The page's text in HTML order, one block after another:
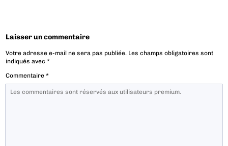
Laisser un commentaire
Votre adresse e-mail ne sera pas publiée. Les champs obligatoires sont
indiqués avec*
Commentaire*